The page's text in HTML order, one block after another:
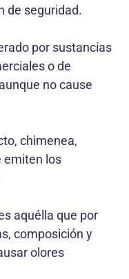
de seguridad.
por sustancias
o de
no cause
chimenea,
emiten los
aquélla que por
composición y
olores